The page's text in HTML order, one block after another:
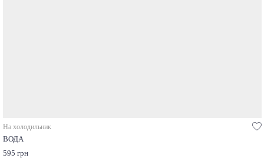
На холодильник
ВОДА
595 грн